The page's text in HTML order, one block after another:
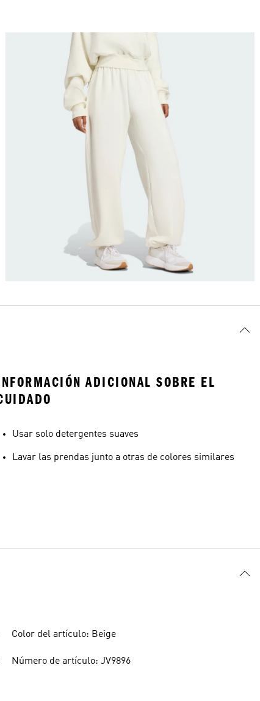
ADICIONAL SOBRE EL
Usar solo detergentes suaves
Lavar las prendas junto a otras de colores similares
Color del artículo: Beige
Número de artículo: JV9896